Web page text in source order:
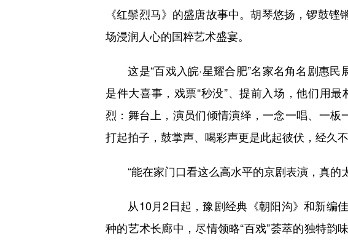
《红鬃烈马》的盛唐故事中。胡琴悠扬，锣鼓
场浸润人心的国粹艺术盛宴。
这是“百戏入皖·星耀合肥”名家名角名剧惠民
是件大喜事，戏票“秒没”、提前入场，他们用
烈：舞台上，演员们倾情演绎，一念一唱、一板
打起拍子，鼓掌声、喝彩声更是此起彼伏，经久不
“能在家门口看这么高水平的京剧表演，真的
从10月2日起，豫剧经典《朝阳沟》和新编佳
种的艺术长廊中，尽情领略“百戏”荟萃的独特韵